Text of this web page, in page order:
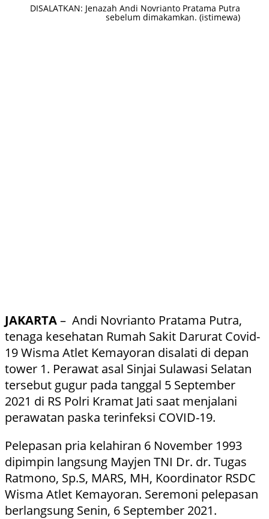
DISALATKAN: Jenazah Andi Novrianto Pratama Putra
sebelum dimakamkan. (istimewa)
JAKARTA– Andi Novrianto Pratama Putra,
tenaga kesehatan Rumah Sakit Darurat Covid-
19 Wisma Atlet Kemayoran disalati di depan
tower 1. Perawat asal Sinjai Sulawasi Selatan
tersebut gugur pada tanggal 5 September
2021 di RS Polri Kramat Jati saat menjalani
perawatan paska terinfeksi COVID-19.
Pelepasan pria kelahiran 6 November 1993
dipimpin langsung Mayjen TNI Dr. dr. Tugas
Ratmono, Sp.S, MARS, MH, Koordinator RSDC
Wisma Atlet Kemayoran. Seremoni pelepasan
berlangsung Senin, 6 September 2021.